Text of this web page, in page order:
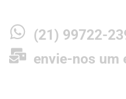
(21) 99722-
envie-nos um